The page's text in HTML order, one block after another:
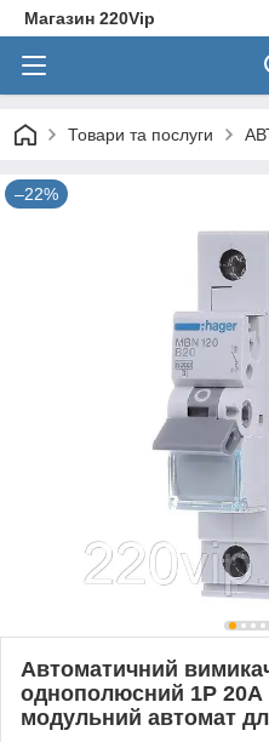
Магазин 220Vip
Товари та послуги
–22%
Автоматичний
однополюсний 1P 20А
модульний автомат